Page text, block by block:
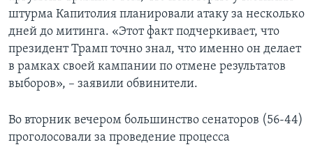
штурма Капитолия планировали атаку за несколько
дней до митинга. «Этот факт подчеркивает, что
президент Трамп точно знал, что именно он делает
в рамках своей кампании по отмене результатов
выборов», – заявили обвинители.
Во вторник вечером большинство сенаторов (56-44)
проголосовали за проведение процесса